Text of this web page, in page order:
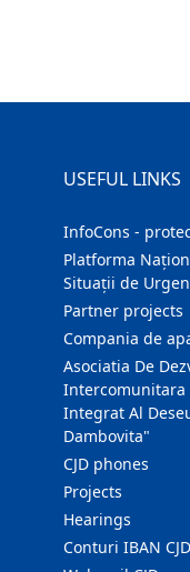
USEFUL LINKS
InfoCons -
Platforma
Situații de
Partner projects
Compania de
Asociatia De
Integrat Al
Dambovita"
CJD phones
Projects
Hearings
Conturi IBAN CJD